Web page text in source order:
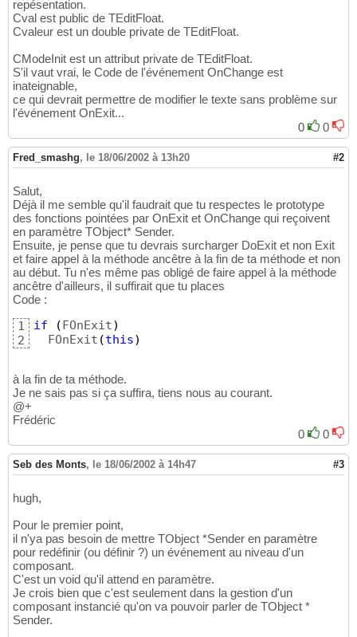
18
19
20
22
23
24
25
27
28
29
{
  TEdit:<img src=
"https://
catch(...){ Cval = 0 ; }
  Cvaleur       = Cval.GetVal
  CModeInit =
     Text = Cval.GetStrVal
();
  CModeInit =
false
}
repésentation.
Cval est public de TEditFloat.
Cvaleur est un double private de TEditFloat.
CModeInit est un attribut private de TEditFloat.
S'il vaut vrai, le Code de l'événement OnChange est
inateignable,
ce qui devrait permettre de modifier le texte sans problème sur
l'événement OnExit...
0
0
Fred_smashg, le 18/06/2002 à 13h20 #2
Salut,
Déjà il me semble qu'il faudrait que tu respectes le prototype
des fonctions pointées par OnExit et OnChange qui reçoivent
en paramètre TObject* Sender.
Ensuite, je pense que tu devrais surcharger DoExit et non Exit
et faire appel à la méthode ancêtre à la fin de ta méthode et non
au début. Tu n'es même pas obligé de faire appel à la méthode
ancêtre d'ailleurs, il suffirait que tu places
Code :
1
2
if ( FOnExit)
  FOnExit
(this)
à la fin de ta méthode.
Je ne sais pas si ça suffira, tiens nous au courant.
@+
Frédéric
0
0
Seb des Monts, le 18/06/2002 à 14h47 #3
hugh,
Pour le premier point,
il n'ya pas besoin de mettre TObject *Sender en paramètre
pour redéfinir (ou définir ?) un événement au niveau d'un
composant.
C'est un void qu'il attend en paramètre.
Je crois bien que c'est seulement dans la gestion d'un
composant instancié qu'on va pouvoir parler de TObject *
Sender.